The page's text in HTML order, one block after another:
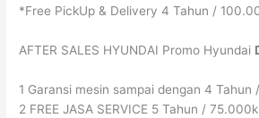
*Free PickUp & Delivery 4 Tahun /
AFTER SALES HYUNDAI Promo Hyundai
1 Garansi mesin sampai dengan 4 Tahun
2 FREE JASA SERVICE 5 Tahun /